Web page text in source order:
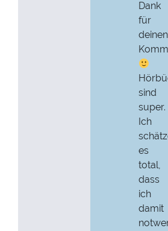
Dank
für
deinen
sind
super.
Ich
es
total,
dass
ich
damit